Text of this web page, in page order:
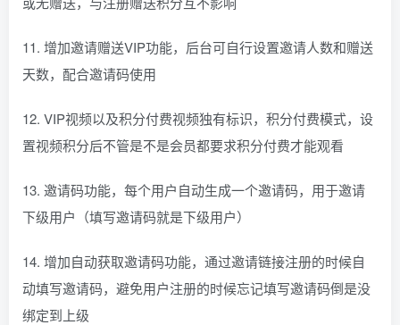
11. 增加邀请赠送VIP功能，后台可自行设置邀请人数和赠送
天数，配合邀请码使用
12. VIP视频以及积分付费视频独有标识，积分付费模式，设
置视频积分后不管是不是会员都要求积分付费才能观看
13. 邀请码功能，每个用户自动生成一个邀请码，用于邀请
下级用户（填写邀请码就是下级用户）
14. 增加自动获取邀请码功能，通过邀请链接注册的时候自
动填写邀请码，避免用户注册的时候忘记填写邀请码倒是没
绑定到上级